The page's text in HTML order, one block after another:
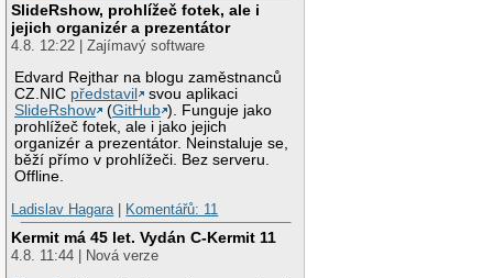
SlideRshow, prohlížeč fotek, ale i
jejich organizér a prezentátor
4.8. 12:22 | Zajímavý software
Edvard Rejthar na blogu zaměstnanců
CZ.NIC představil
svou aplikaci
SlideRshow
(GitHub ). Funguje jako
prohlížeč fotek, ale i jako jejich
organizér a prezentátor. Neinstaluje se,
běží přímo v prohlížeči. Bez serveru.
Offline.
Ladislav Hagara | Komentářů: 11
Kermit má 45 let. Vydán C-Kermit 11
4.8. 11:44 | Nová verze